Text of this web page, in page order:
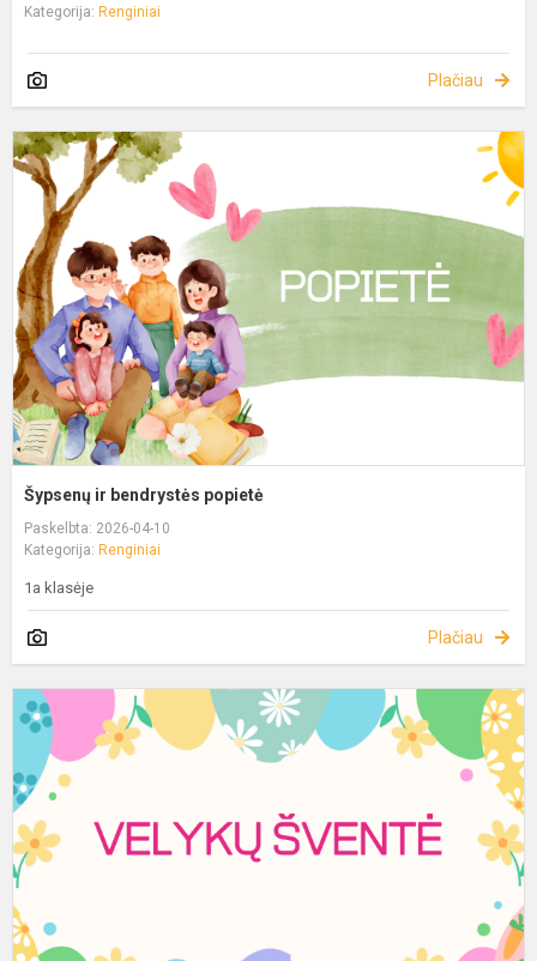
Kategorija: Renginiai
Plačiau
Šypsenų ir bendrystės popietė
Paskelbta: 2026-04-10
Kategorija: Renginiai
1a klasėje
Plačiau